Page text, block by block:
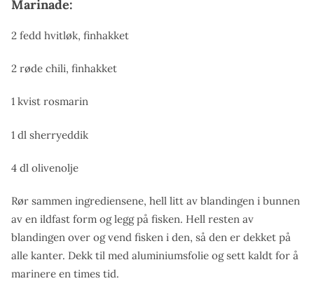
Marinade:
2 fedd hvitløk, finhakket
2 røde chili, finhakket
1 kvist rosmarin
1 dl sherryeddik
4 dl olivenolje
Rør sammen ingrediensene, hell litt av blandingen i bunnen
av en ildfast form og legg på fisken. Hell resten av
blandingen over og vend fisken i den, så den er dekket på
alle kanter. Dekk til med aluminiumsfolie og sett kaldt for å
marinere en times tid.